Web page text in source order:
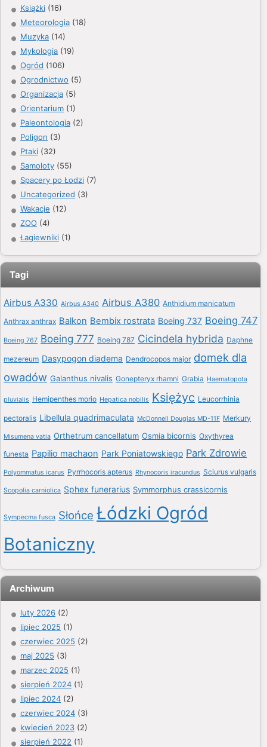
Książki (16)
Meteorologia (18)
Muzyka (14)
Mykologia (19)
Ogród (106)
Ogrodnictwo (5)
Organizacja (5)
Orientarium (1)
Paleontologia (2)
Poligon (3)
Ptaki (32)
Samoloty (55)
Spacery po Łodzi (7)
Uncategorized (3)
Wakacje (12)
ZOO (4)
Łagiewniki (1)
Tagi
Airbus A330 Airbus A340 Airbus A380 Anthidium manicatum
Anthrax anthrax Balkon Bembix rostrata Boeing 737 Boeing 747
Boeing 767 Boeing 777 Boeing 787 Cicindela hybrida Daphne
mezereum Dasypogon diadema Dendrocopos major domek dla
owadów Galanthus nivalis Gonepteryx rhamni Grabia Haematopota
pluvialis Hemipenthes morio Hepatica nobilis Księżyc Leucorrhinia
pectoralis Libellula quadrimaculata McDonnell Douglas MD-11F Merkury
Misumena vatia Orthetrum cancellatum Osmia bicornis Oxythyrea
funesta Papilio machaon Park Poniatowskiego Park Zdrowie
Polyommatus icarus Pyrrhocoris apterus Rhynocoris iracundus Sciurus vulgaris
Scopolia carniolica Sphex funerarius Symmorphus crassicornis
Sympecma fusca Słońce Łódzki Ogród
Botaniczny
Archiwum
luty 2026 (2)
lipiec 2025 (1)
czerwiec 2025 (2)
maj 2025 (3)
marzec 2025 (1)
sierpień 2024 (1)
lipiec 2024 (2)
czerwiec 2024 (3)
kwiecień 2023 (2)
sierpień 2022 (1)